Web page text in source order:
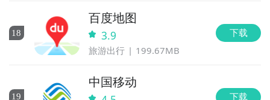
18
百度地图
3.9
旅游出行 199.67MB
下载
19
中国移动
下载